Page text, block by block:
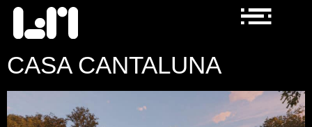
CASA CANTALUNA